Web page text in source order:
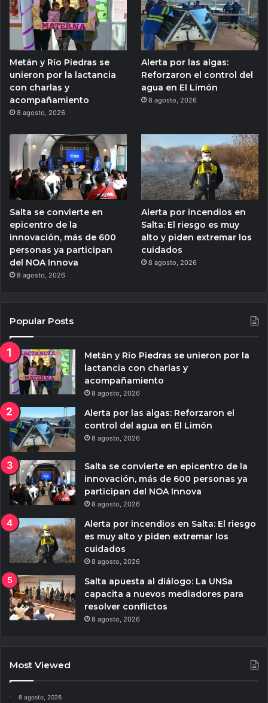
Metán y Río Piedras se
unieron por la lactancia
con charlas y
acompañamiento
8 agosto, 2026
Alerta por las algas:
Reforzaron el control del
agua en El Limón
8 agosto, 2026
Salta se convierte en
epicentro de la
innovación, más de 600
personas ya participan
del NOA Innova
8 agosto, 2026
Alerta por incendios en
Salta: El riesgo es muy
alto y piden extremar los
cuidados
8 agosto, 2026
Popular Posts
Metán y Río Piedras se unieron por la
lactancia con charlas y
acompañamiento
8 agosto, 2026
Alerta por las algas: Reforzaron el
control del agua en El Limón
8 agosto, 2026
Salta se convierte en epicentro de la
innovación, más de 600 personas ya
participan del NOA Innova
8 agosto, 2026
Alerta por incendios en Salta: El riesgo
es muy alto y piden extremar los
cuidados
8 agosto, 2026
Salta apuesta al diálogo: La UNSa
capacita a nuevos mediadores para
resolver conflictos
8 agosto, 2026
Most Viewed
8 agosto, 2026